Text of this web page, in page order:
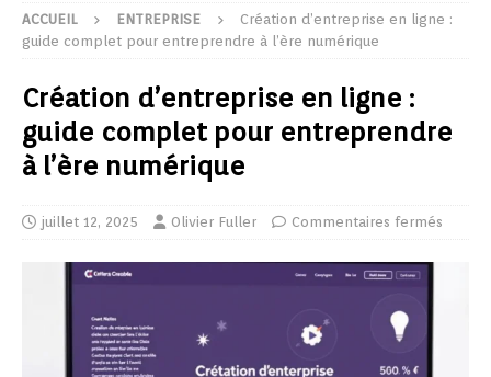
ACCUEIL ENTREPRISE
Création d’entreprise en ligne :
guide complet pour entreprendre à l’ère numérique
Création d’entreprise en ligne :
guide complet pour entreprendre
à l’ère numérique
juillet 12, 2025 Olivier Fuller Commentaires fermés